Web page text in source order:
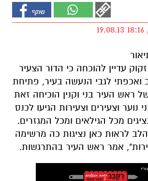
עדיין להוכחה כי הדור הצעיר
ואכפתי לגבי הנעשה בעיר, פתיחת
ראש העיר בני וקנין הוכיחה זאת
כ 200 בני נוער וצעירים וצעירות הגיעו לכנס
מכל הגילאים ומכל המגזרים.
לראות כאן נציגות כה מרשימה
אמר ראש העיר בהתרגשות.